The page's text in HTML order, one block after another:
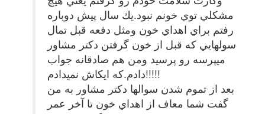
مشكلي توي خونم نبود.يك سال پيش دوباره
رفتم براي اهداي خون ومثل دفعه قبل تمال
سولهايي كه قبل از خون گرفتن دكتر مشاور
ميپرسه رو پرسيد ومن هم صادقانه جواب
دادم.كه ايكاش نميدادم!!!!!
بعد از تموم شدن سوالها دكتر مشاور به من
گفت شما معاف از اهداي خون تا آخر عمر